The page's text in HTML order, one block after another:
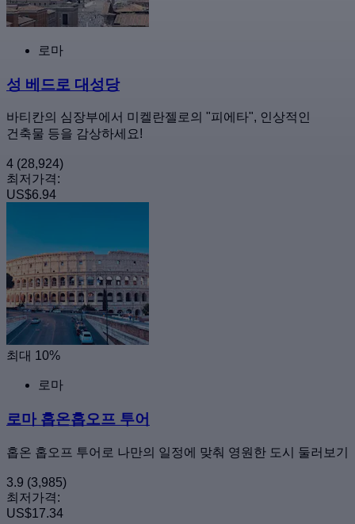
로마
성 베드로 대성당
바티칸의 심장부에서 미켈란젤로의 "피에타", 인상적인
건축물 등을 감상하세요!
4 (28,924)
최저가격:
US$6.94
최대 10%
로마
로마 홉온홉오프 투어
홉온 홉오프 투어로 나만의 일정에 맞춰 영원한 도시 둘러보기
3.9 (3,985)
최저가격:
US$17.34